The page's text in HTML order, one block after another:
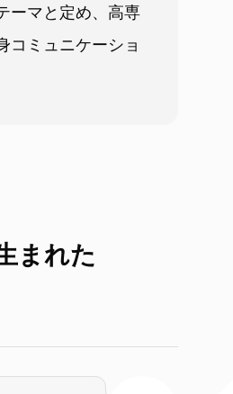
ーマと定め、高専
コミュニケーショ
まれた